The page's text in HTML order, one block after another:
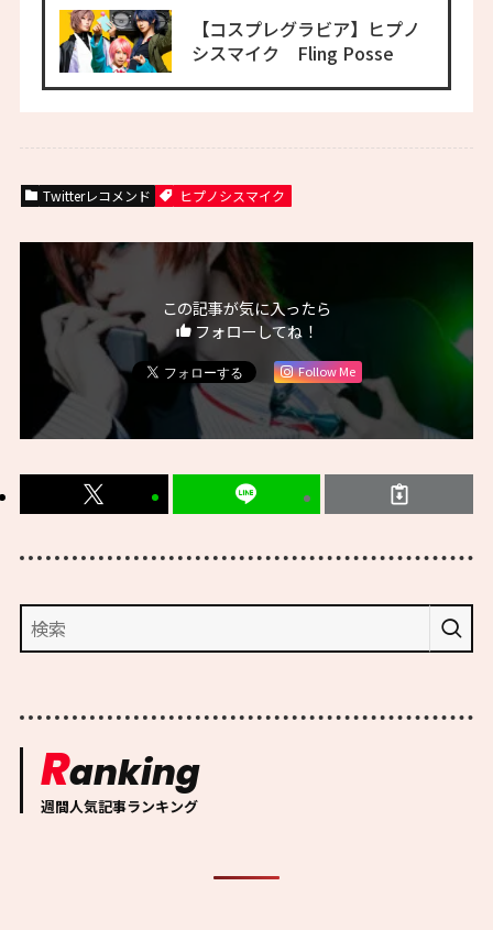
【コスプレグラビア】ヒプノ
シスマイク Fling Posse
Twitterレコメンド ヒプノシスマイク
この記事が気に入ったら
フォローしてね！
Follow Me
Ranking
週間人気記事ランキング